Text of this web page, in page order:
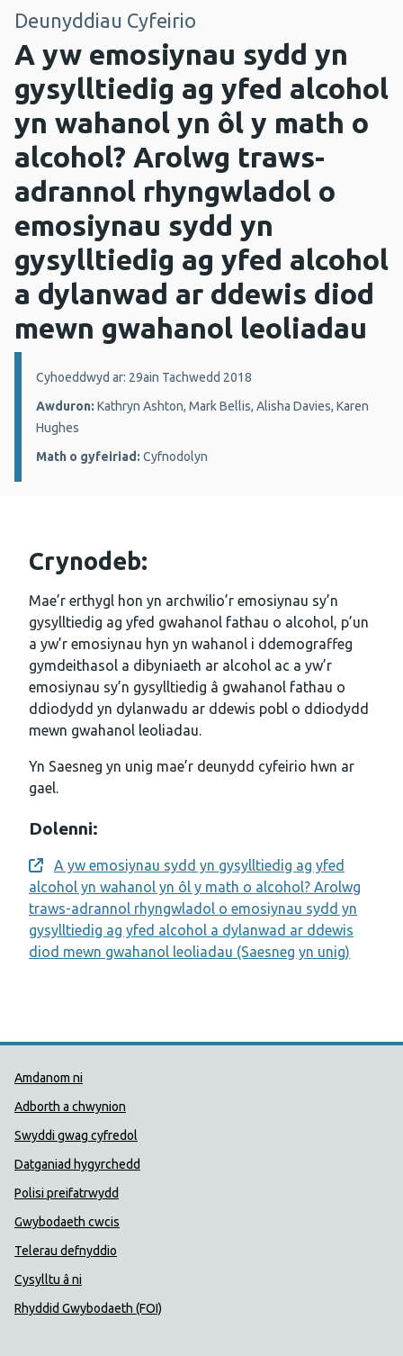
Deunyddiau Cyfeirio
A yw emosiynau sydd yn
gysylltiedig ag yfed alcohol
yn wahanol yn ôl y math o
alcohol? Arolwg traws-
adrannol rhyngwladol o
emosiynau sydd yn
gysylltiedig ag yfed alcohol
a dylanwad ar ddewis diod
mewn gwahanol leoliadau
Manylion:
Cyhoeddwyd ar: 29ain Tachwedd 2018
Awduron: Kathryn Ashton, Mark Bellis, Alisha Davies, Karen
Hughes
Math o gyfeiriad: Cyfnodolyn
Crynodeb:
Mae’r erthygl hon yn archwilio’r emosiynau sy’n
gysylltiedig ag yfed gwahanol fathau o alcohol, p’un
a yw’r emosiynau hyn yn wahanol i ddemograffeg
gymdeithasol a dibyniaeth ar alcohol ac a yw’r
emosiynau sy’n gysylltiedig â gwahanol fathau o
ddiodydd yn dylanwadu ar ddewis pobl o ddiodydd
mewn gwahanol leoliadau.
Yn Saesneg yn unig mae’r deunydd cyfeirio hwn ar
gael.
Dolenni:
Opens a new window
A yw emosiynau sydd yn gysylltiedig ag yfed
alcohol yn wahanol yn ôl y math o alcohol? Arolwg
traws-adrannol rhyngwladol o emosiynau sydd yn
gysylltiedig ag yfed alcohol a dylanwad ar ddewis
diod mewn gwahanol leoliadau (Saesneg yn unig)
Dolenni Cymorth Iechyd
Amdanom ni
Adborth a chwynion
Swyddi gwag cyfredol
Datganiad hygyrchedd
Polisi preifatrwydd
Gwybodaeth cwcis
Telerau defnyddio
Cysylltu â ni
Rhyddid Gwybodaeth (FOI)